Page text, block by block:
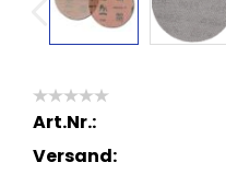
Art.Nr.:
Versand: